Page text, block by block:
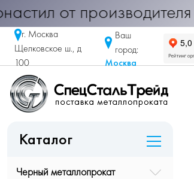
Профнастил от
г. Москва
Щелковское ш., д
100
Ваш
город:
Москва
Каталог
Черный металлопрокат